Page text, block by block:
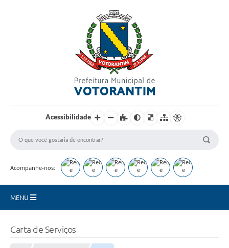
Acessibilidade
Acompanhe-nos:
MENU
Carta de Serviços